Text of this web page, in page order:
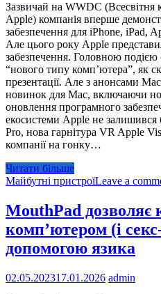
Зазвичай на WWDC (Всесвітня
Apple) компанія вперше
забезпечення для iPhone, iPad,
Але цього року Apple
забезпечення. Головною
“нового типу комп’ютера”, як
презентації. Але з анонсами
новинок для Mac, включаючи
оновлення програмного
екосистеми Apple не
Pro, нова гарнітура VR Apple
компанії на гонку…
Читати більше
Майбутні пристроїLeave a
MouthPad дозволяє
комп’ютером (і
допомогою язика
02.05.202317.01.2026 admin